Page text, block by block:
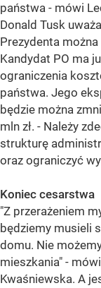
państwa - mówi
Donald Tusk
Prezydenta
Kandydat PO ma
ograniczenia
państwa. Jego
będzie można
mln zł. - Należy
strukturę
oraz ograniczyć
Koniec cesarstwa
"Z przerażeniem
będziemy musieli
domu. Nie
mieszkania" -
Kwaśniewska. A